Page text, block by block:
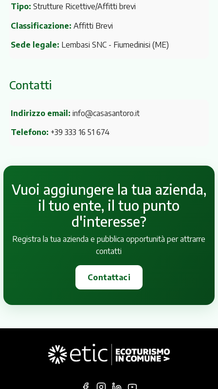
Tipo: Strutture Ricettive/Affitti brevi
Classificazione: Affitti Brevi
Sede legale: Lembasi SNC - Fiumedinisi (ME)
Contatti
Indirizzo email: info@casasantoro.it
Telefono: +39 333 16 51 674
Vuoi aggiungere la tua azienda,
il tuo ente, il tuo punto
d'interesse?
Registra la tua azienda e pubblica opportunità per attrarre
contatti
Contattaci